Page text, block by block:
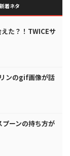
新着ネタ
えた？！TWICEサ
ンのgif画像が話
ーンの持ち方が